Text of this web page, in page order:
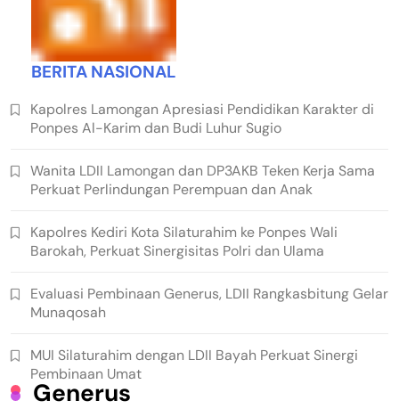
Generus
BERITA NASIONAL
Kapolres Lamongan Apresiasi Pendidikan Karakter di
Ponpes Al-Karim dan Budi Luhur Sugio
Wanita LDII Lamongan dan DP3AKB Teken Kerja Sama
Perkuat Perlindungan Perempuan dan Anak
Kapolres Kediri Kota Silaturahim ke Ponpes Wali
Barokah, Perkuat Sinergisitas Polri dan Ulama
Evaluasi Pembinaan Generus, LDII Rangkasbitung Gelar
Munaqosah
MUI Silaturahim dengan LDII Bayah Perkuat Sinergi
Pembinaan Umat